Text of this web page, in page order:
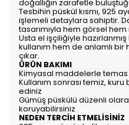
doğallığın zarafetle
Tesbihin püskül kısmı, 925
işlemeli detaylara sahiptir.
tasarımıyla hem görsel
Usta el işçiliğiyle
kullanım hem de anlamlı
çıkar.
ÜRÜN BAKIMI
Kimyasal maddelerle
Kullanım sonrası temiz,
ediniz
Gümüş püskülü düzenli
koruyabilirsiniz
NEDEN TERCİH ETMELİSİNİZ